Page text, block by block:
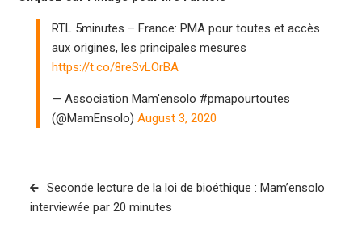
RTL 5minutes – France: PMA pour toutes et accès
aux origines, les principales mesures
https://t.co/8reSvLOrBA
— Association Mam'ensolo #pmapourtoutes
(@MamEnsolo)August 3, 2020
Navigation
de
Seconde lecture de la loi de bioéthique : Mam’ensolo
interviewée par 20 minutes